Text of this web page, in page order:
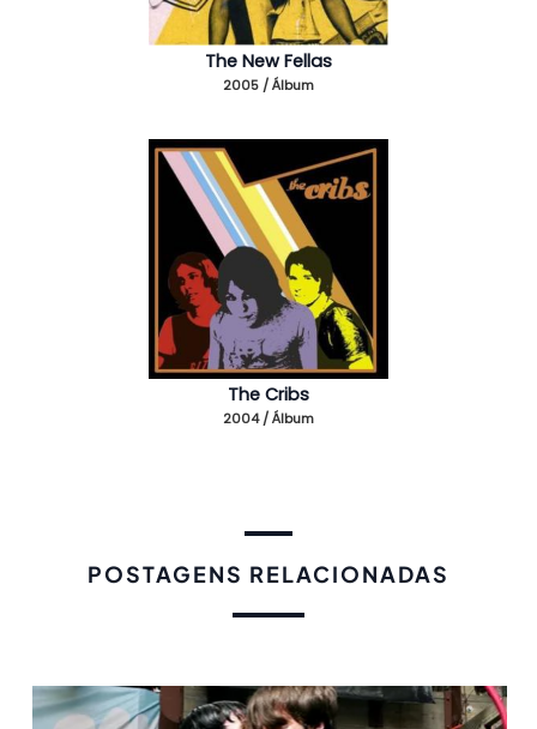
The New Fellas
2005 / Álbum
The Cribs
2004 / Álbum
POSTAGENS RELACIONADAS